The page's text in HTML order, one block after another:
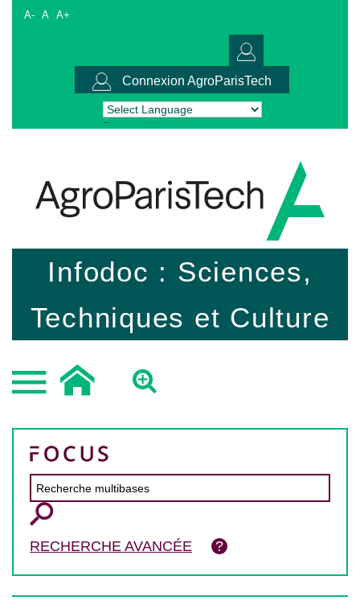
A- A A+
Connexion AgroParisTech
Powered by Translate
Infodoc : Sciences,
Techniques et Culture
RECHERCHE AVANCÉE